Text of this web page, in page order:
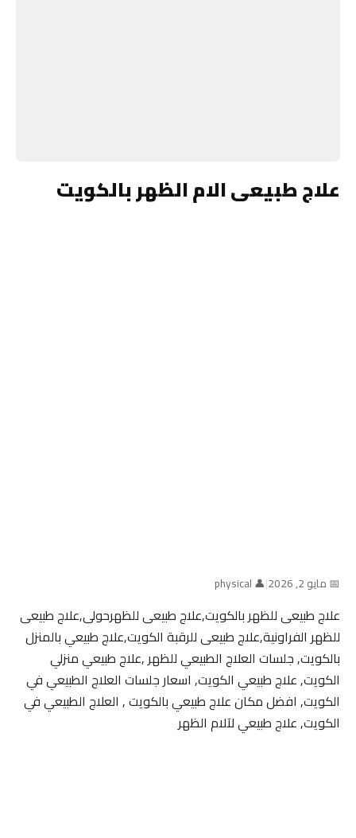
علاج طبيعى الام الظهر بالكويت
📅 مايو 2, 2026 |
👤 physical
علاج طبيعى للظهر بالكويت,علاج طبيعى للظهرحولى,علاج طبيعى
للظهر الفراونية,علاج طبيعى للرقبة الكويت,علاج طبيعي بالمنزل
بالكويت, جلسات العلاج الطبيعي للظهر ,علاج طبيعي منزلي
الكويت, علاج طبيعي الكويت, اسعار جلسات العلاج الطبيعي في
الكويت, افضل مكان علاج طبيعي بالكويت , العلاج الطبيعي في
الكويت, علاج طبيعي لآلام الظهر